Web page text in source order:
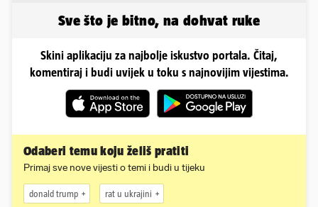
Sve što je bitno, na dohvat ruke
Skini aplikaciju za najbolje iskustvo portala. Čitaj,
komentiraj i budi uvijek u toku s najnovijim vijestima.
Odaberi temu koju želiš pratiti
Primaj sve nove vijesti o temi i budi u tijeku
donald trump rat u ukrajini